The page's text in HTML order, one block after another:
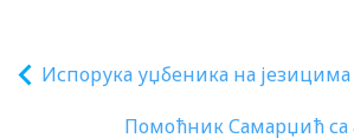
Испорука уџбеника на
Помоћник Самарџић са